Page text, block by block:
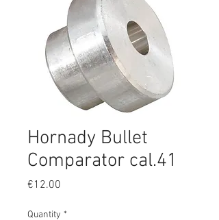
Hornady Bullet
Comparator cal.41
€12.00
Quantity *